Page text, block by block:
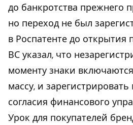
до банкротства прежнего
но переход не был
в Роспатенте до открытия
ВС указал, что
моменту знаки
массу, и зарегистрировать
согласия финансового
Урок для покупателей